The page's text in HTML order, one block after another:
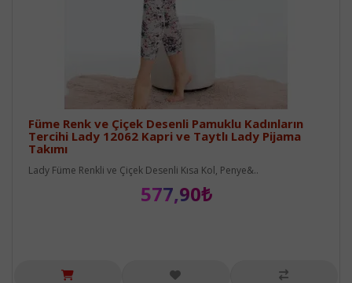
Füme Renk ve Çiçek Desenli Pamuklu Kadınların
Tercihi Lady 12062 Kapri ve Taytlı Lady Pijama
Takımı
Lady Füme Renkli ve Çiçek Desenli Kısa Kol, Penye&..
577,90₺